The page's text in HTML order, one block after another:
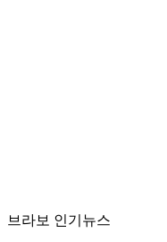
브라보 인기뉴스